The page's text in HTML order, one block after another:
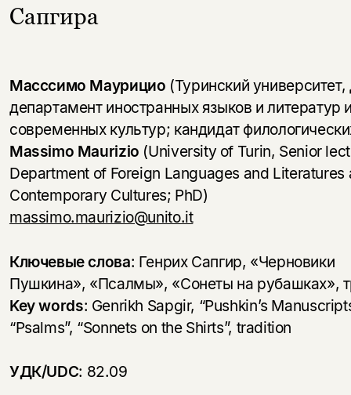
Сапгира
Масссимо Маурицио (Туринский университет,
департамент иностранных языков и литератур
современных культур; кандидат
Massimo Maurizio (University of Turin, Senior
Department of Foreign Languages and Literatures
Contemporary Cultures; PhD)
massimo.maurizio@unito.it
Ключевые слова: Генрих Сапгир, «Черновики
Пушкина», «Псалмы», «Сонеты на рубашках»,
Key words: Genrikh Sapgir, “Pushkin’s
“Psalms”, “Sonnets on the Shirts”, tradition
УДК/UDC: 82.09